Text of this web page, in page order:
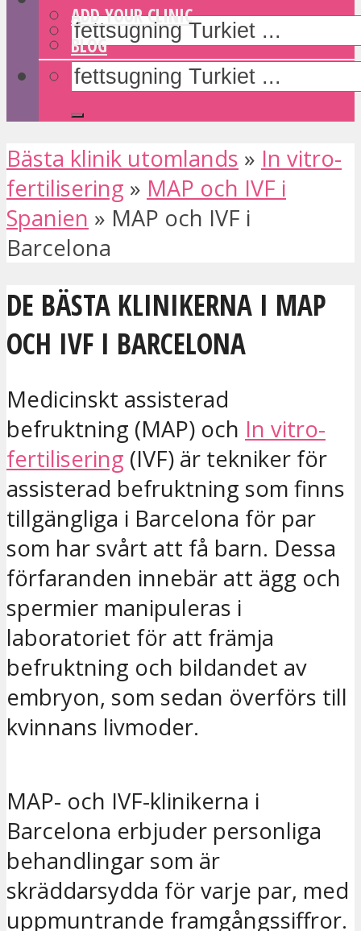
ADD YOUR CLINIC
BLOG
Bästa klinik utomlands » In vitro-
fertilisering » MAP och IVF i
Spanien » MAP och IVF i
Barcelona
DE BÄSTA KLINIKERNA I MAP
OCH IVF I BARCELONA
Medicinskt assisterad
befruktning (MAP) och In vitro-
fertilisering (IVF) är tekniker för
assisterad befruktning som finns
tillgängliga i Barcelona för par
som har svårt att få barn. Dessa
förfaranden innebär att ägg och
spermier manipuleras i
laboratoriet för att främja
befruktning och bildandet av
embryon, som sedan överförs till
kvinnans livmoder.
MAP- och IVF-klinikerna i
Barcelona erbjuder personliga
behandlingar som är
skräddarsydda för varje par, med
uppmuntrande framgångssiffror.